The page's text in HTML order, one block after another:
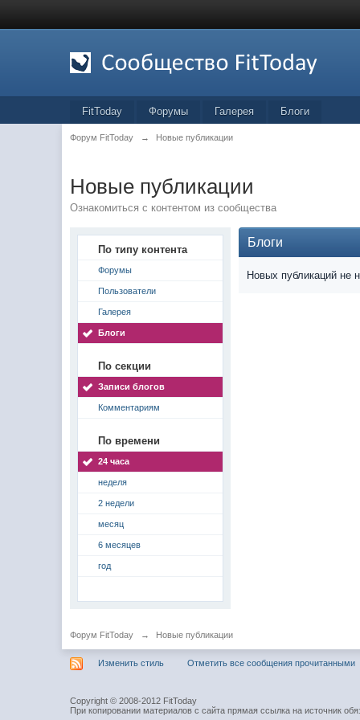
FitToday Форумы Галерея Блоги
Форум FitToday → Новые публикации
Новые публикации
Ознакомиться с контентом из сообщества
По типу контента
Форумы
Пользователи
Галерея
Блоги
По секции
Записи блогов
Комментариям
По времени
24 часа
неделя
2 недели
месяц
6 месяцев
год
Блоги
Новых публикаций не
Форум FitToday → Новые публикации
Изменить стиль Отметить все сообщения прочитанными
Copyright © 2008-2012 FitToday
При копировании материалов с сайта прямая ссылка на источник